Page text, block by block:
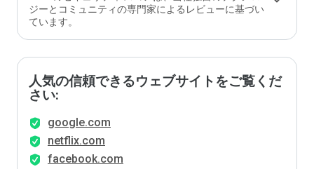
ジーとコミュニティの専門家によるレビューに基づい
ています。
人気の信頼できるウェブサイトをご覧くだ
さい:
google.com
netflix.com
facebook.com
か？